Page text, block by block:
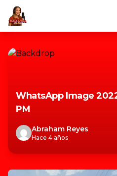
WhatsApp Image
PM
Abraham Reyes
Hace 4 años